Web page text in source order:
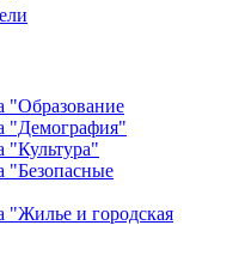
"Образование
"Демография"
"Культура"
"Безопасные
"Жилье и городская